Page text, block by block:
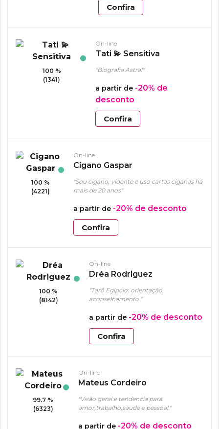
Confira
100 %
(1341)
On-line
Tati 💫 Sensitiva
"Biografia Astral"
a partir de -20% de
desconto
Confira
100 %
(4221)
On-line
Cigano Gaspar
"Sou cigano, vidente e uso cartas ciganas há
mais de 20 anos"
a partir de -20% de desconto
Confira
100 %
(8142)
On-line
Dréa Rodriguez
"Tarô Egípcio: orientação,
aconselhamento."
a partir de -20% de desconto
Confira
99.7 %
(6323)
On-line
Mateus Cordeiro
"Visão geral e tendencia para
amor,trabalho,saude e pessoal."
a partir de -20% de desconto